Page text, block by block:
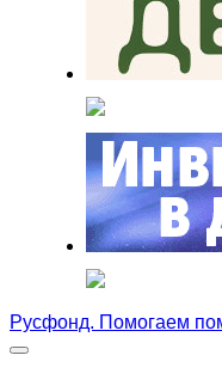
Русфонд. Помогаем